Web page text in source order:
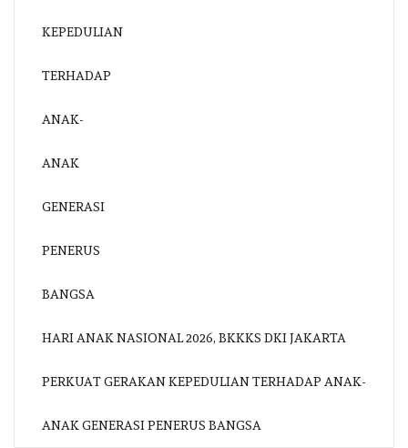
HARI ANAK NASIONAL 2026, BKKKS DKI JAKARTA
PERKUAT GERAKAN KEPEDULIAN TERHADAP ANAK-
ANAK GENERASI PENERUS BANGSA